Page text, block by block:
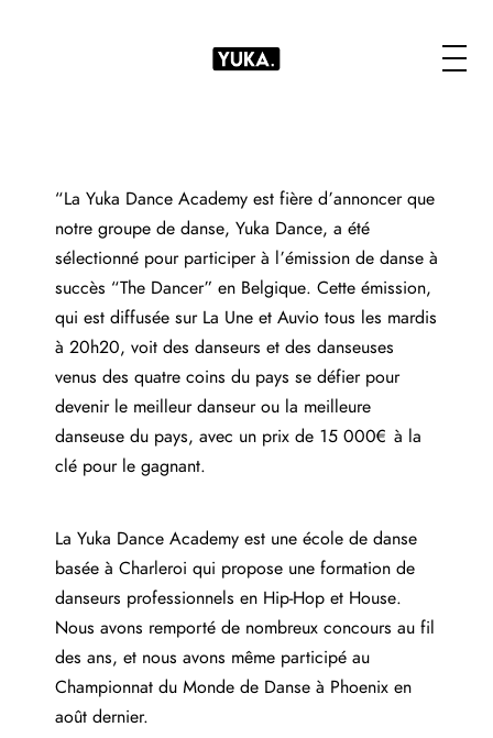
“La Yuka Dance Academy est fière d’annoncer que
notre groupe de danse, Yuka Dance, a été
sélectionné pour participer à l’émission de danse à
succès “The Dancer” en Belgique. Cette émission,
qui est diffusée sur La Une et Auvio tous les mardis
à 20h20, voit des danseurs et des danseuses
venus des quatre coins du pays se défier pour
devenir le meilleur danseur ou la meilleure
danseuse du pays, avec un prix de 15 000€ à la
clé pour le gagnant.
La Yuka Dance Academy est une école de danse
basée à Charleroi qui propose une formation de
danseurs professionnels en Hip-Hop et House.
Nous avons remporté de nombreux concours au fil
des ans, et nous avons même participé au
Championnat du Monde de Danse à Phoenix en
août dernier.